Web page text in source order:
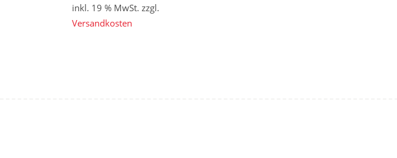
inkl. 19 % MwSt. zzgl.
Versandkosten